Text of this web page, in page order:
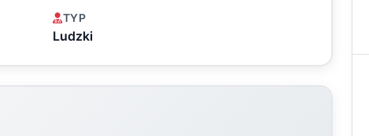
TYP
Ludzki